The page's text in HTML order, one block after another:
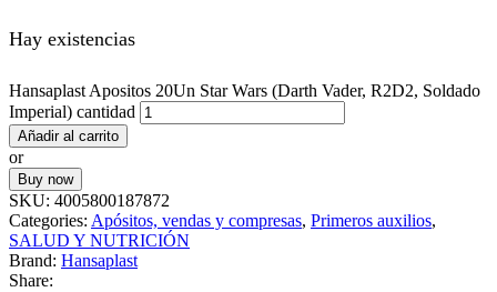
Hay existencias
Hansaplast Apositos 20Un Star Wars (Darth Vader, R2D2, Soldado
Imperial) cantidad
Añadir al carrito
or
Buy now
SKU: 4005800187872
Categories: Apósitos, vendas y compresas, Primeros auxilios,
SALUD Y NUTRICIÓN
Brand: Hansaplast
Share: